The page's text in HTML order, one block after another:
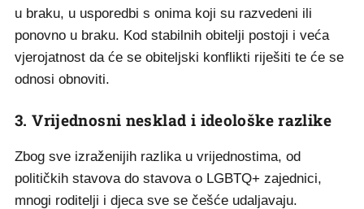
u braku, u usporedbi s onima koji su razvedeni ili
ponovno u braku. Kod stabilnih obitelji postoji i veća
vjerojatnost da će se obiteljski konflikti riješiti te će se
odnosi obnoviti.
3. Vrijednosni nesklad i ideološke razlike
Zbog sve izraženijih razlika u vrijednostima, od
političkih stavova do stavova o LGBTQ+ zajednici,
mnogi roditelji i djeca sve se češće udaljavaju.